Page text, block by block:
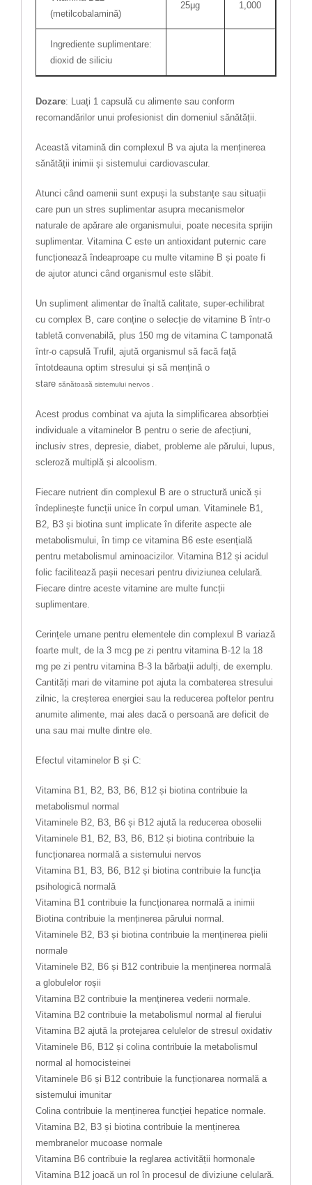
(metilcobalamină)
25μg 1,000
Ingrediente suplimentare:
dioxid de siliciu
Dozare: Luați 1 capsulă cu alimente sau conform
recomandărilor unui profesionist din domeniul sănătății.
Această vitamină din complexul B va ajuta la menținerea
sănătății inimii și sistemului cardiovascular.
Atunci când oamenii sunt expuși la substanțe sau situații
care pun un stres suplimentar asupra mecanismelor
naturale de apărare ale organismului, poate necesita sprijin
suplimentar. Vitamina C este un antioxidant puternic care
funcționează îndeaproape cu multe vitamine B și poate fi
de ajutor atunci când organismul este slăbit.
Un supliment alimentar de înaltă calitate, super-echilibrat
cu complex B, care conține o selecție de vitamine B într-o
tabletă convenabilă, plus 150 mg de vitamina C tamponată
într-o capsulă Trufil, ajută organismul să facă față
întotdeauna optim stresului și să mențină o
stare sănătoasă sistemului nervos .
Acest produs combinat va ajuta la simplificarea absorbției
individuale a vitaminelor B pentru o serie de afecțiuni,
inclusiv stres, depresie, diabet, probleme ale părului, lupus,
scleroză multiplă și alcoolism.
Fiecare nutrient din complexul B are o structură unică și
îndeplinește funcții unice în corpul uman. Vitaminele B1,
B2, B3 și biotina sunt implicate în diferite aspecte ale
metabolismului, în timp ce vitamina B6 este esențială
pentru metabolismul aminoacizilor. Vitamina B12 și acidul
folic facilitează pașii necesari pentru diviziunea celulară.
Fiecare dintre aceste vitamine are multe funcții
suplimentare.
Cerințele umane pentru elementele din complexul B variază
foarte mult, de la 3 mcg pe zi pentru vitamina B-12 la 18
mg pe zi pentru vitamina B-3 la bărbații adulți, de exemplu.
Cantități mari de vitamine pot ajuta la combaterea stresului
zilnic, la creșterea energiei sau la reducerea poftelor pentru
anumite alimente, mai ales dacă o persoană are deficit de
una sau mai multe dintre ele.
Efectul vitaminelor B și C:
Vitamina B1, B2, B3, B6, B12 și biotina contribuie la
metabolismul normal
Vitaminele B2, B3, B6 și B12 ajută la reducerea oboselii
Vitaminele B1, B2, B3, B6, B12 și biotina contribuie la
funcționarea normală a sistemului nervos
Vitamina B1, B3, B6, B12 și biotina contribuie la funcția
psihologică normală
Vitamina B1 contribuie la funcționarea normală a inimii
Biotina contribuie la menținerea părului normal.
Vitaminele B2, B3 și biotina contribuie la menținerea pielii
normale
Vitaminele B2, B6 și B12 contribuie la menținerea normală
a globulelor roșii
Vitamina B2 contribuie la menținerea vederii normale.
Vitamina B2 contribuie la metabolismul normal al fierului
Vitamina B2 ajută la protejarea celulelor de stresul oxidativ
Vitaminele B6, B12 și colina contribuie la metabolismul
normal al homocisteinei
Vitaminele B6 și B12 contribuie la funcționarea normală a
sistemului imunitar
Colina contribuie la menținerea funcției hepatice normale.
Vitamina B2, B3 și biotina contribuie la menținerea
membranelor mucoase normale
Vitamina B6 contribuie la reglarea activității hormonale
Vitamina B12 joacă un rol în procesul de diviziune celulară.